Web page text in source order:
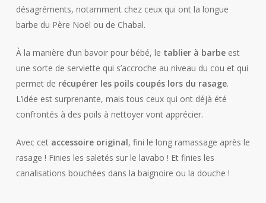
désagréments, notamment chez ceux qui ont la longue
barbe du Père Noël ou de Chabal.
À la manière d’un bavoir pour bébé, le tablier à barbeest
une sorte de serviette qui s’accroche au niveau du cou et qui
permet de récupérer les poils coupés lors du rasage.
L’idée est surprenante, mais tous ceux qui ont déjà été
confrontés à des poils à nettoyer vont apprécier.
Avec cet accessoire original, fini le long ramassage après le
rasage ! Finies les saletés sur le lavabo ! Et finies les
canalisations bouchées dans la baignoire ou la douche !